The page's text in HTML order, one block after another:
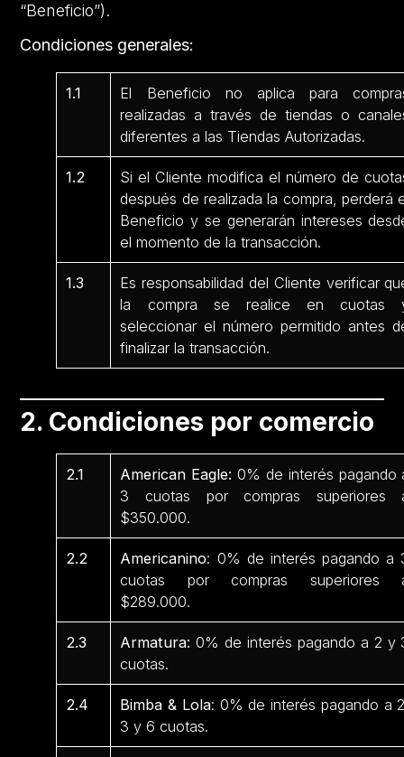
“Beneficio”).
Condiciones generales:
1.1
El Beneficio no aplica para
realizadas a través de tiendas o
diferentes a las Tiendas Autorizadas.
1.2
Si el Cliente modifica el número de
después de realizada la compra, perderá
Beneficio y se generarán intereses
el momento de la transacción.
1.3
Es responsabilidad del Cliente verificar
la compra se realice en cuotas
seleccionar el número permitido antes
finalizar la transacción.
2. Condiciones por comercio
2.1 American Eagle: 0% de interés pagando
3 cuotas por compras superiores
$350.000.
2.2 Americanino: 0% de interés pagando a
cuotas por compras superiores
$289.000.
2.3 Armatura: 0% de interés pagando a 2 y
cuotas.
2.4 Bimba & Lola: 0% de interés pagando a
3 y 6 cuotas.